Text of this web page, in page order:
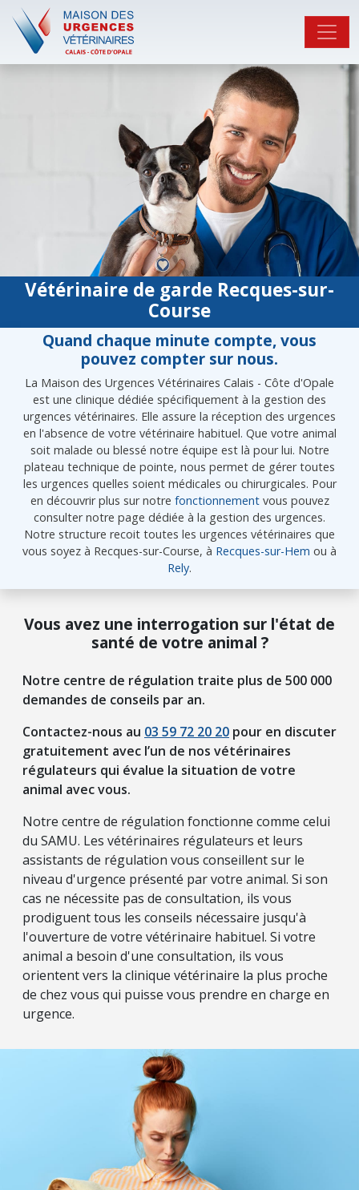
Vétérinaire de garde Recques-sur-
Course
Quand chaque minute compte, vous
pouvez compter sur nous.
La Maison des Urgences Vétérinaires Calais - Côte d'Opale
est une clinique dédiée spécifiquement à la gestion des
urgences vétérinaires. Elle assure la réception des urgences
en l'absence de votre vétérinaire habituel. Que votre animal
soit malade ou blessé notre équipe est là pour lui. Notre
plateau technique de pointe, nous permet de gérer toutes
les urgences quelles soient médicales ou chirurgicales. Pour
en découvrir plus sur notre fonctionnementvous pouvez
consulter notre page dédiée à la gestion des urgences.
Notre structure recoit toutes les urgences vétérinaires que
vous soyez à Recques-sur-Course, à Recques-sur-Hem ou à
Rely.
Vous avez une interrogation sur l'état de
santé de votre animal ?
Notre centre de régulation traite plus de 500 000
demandes de conseils par an.
Contactez-nous au 03 59 72 20 20 pour en discuter
gratuitement avec l’un de nos vétérinaires
régulateurs qui évalue la situation de votre
animal avec vous.
Notre centre de régulation fonctionne comme celui
du SAMU. Les vétérinaires régulateurs et leurs
assistants de régulation vous conseillent sur le
niveau d'urgence présenté par votre animal. Si son
cas ne nécessite pas de consultation, ils vous
prodiguent tous les conseils nécessaire jusqu'à
l'ouverture de votre vétérinaire habituel. Si votre
animal a besoin d'une consultation, ils vous
orientent vers la clinique vétérinaire la plus proche
de chez vous qui puisse vous prendre en charge en
urgence.